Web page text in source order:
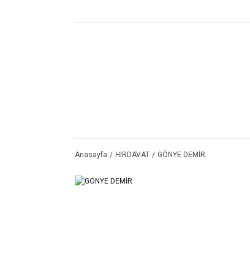
Anasayfa HIRDAVAT GÖNYE DEMİR